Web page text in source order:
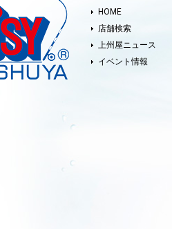
HOME
店舗検索
上州屋ニュース
イベント情報